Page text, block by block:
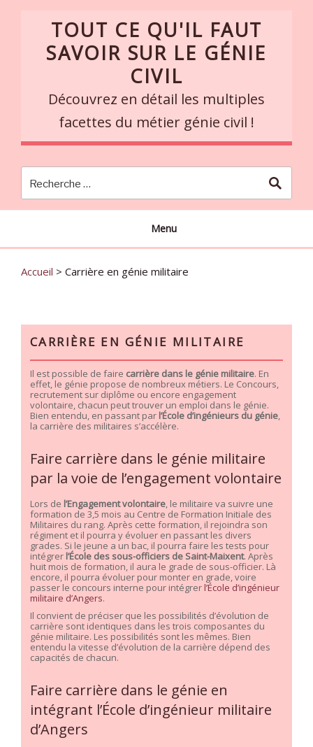
TOUT CE QU'IL FAUT
SAVOIR SUR LE GÉNIE
CIVIL
Découvrez en détail les multiples
facettes du métier génie civil !
Menu
Accueil > Carrière en génie militaire
CARRIÈRE EN GÉNIE MILITAIRE
Il est possible de faire carrière dans le génie militaire. En
effet, le génie propose de nombreux métiers. Le Concours,
recrutement sur diplôme ou encore engagement
volontaire, chacun peut trouver un emploi dans le génie.
Bien entendu, en passant par l’École d’ingénieurs du génie,
la carrière des militaires s’accélère.
Faire carrière dans le génie militaire
par la voie de l’engagement volontaire
Lors de l’Engagement volontaire, le militaire va suivre une
formation de 3,5 mois au Centre de Formation Initiale des
Militaires du rang. Après cette formation, il rejoindra son
régiment et il pourra y évoluer en passant les divers
grades. Si le jeune a un bac, il pourra faire les tests pour
intégrer l’École des sous-officiers de Saint-Maixent. Après
huit mois de formation, il aura le grade de sous-officier. Là
encore, il pourra évoluer pour monter en grade, voire
passer le concours interne pour intégrer l’École d’ingénieur
militaire d’Angers.
Il convient de préciser que les possibilités d’évolution de
carrière sont identiques dans les trois composantes du
génie militaire. Les possibilités sont les mêmes. Bien
entendu la vitesse d’évolution de la carrière dépend des
capacités de chacun.
Faire carrière dans le génie en
intégrant l’École d’ingénieur militaire
d’Angers